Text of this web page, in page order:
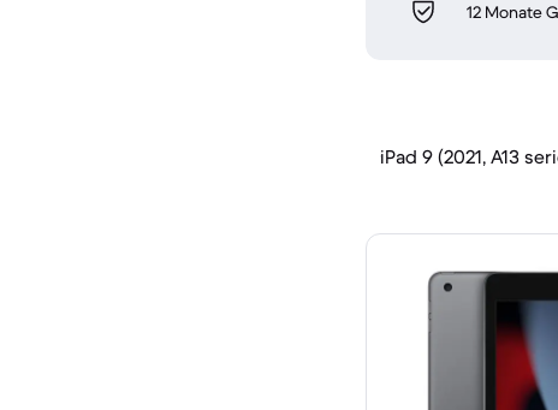
12 Monate
iPad 9 (2021, A13